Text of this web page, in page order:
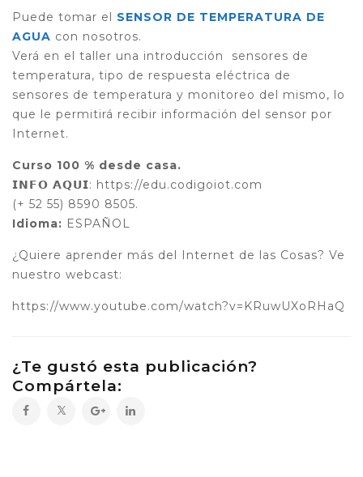
Puede tomar el SENSOR DE TEMPERATURA DE
AGUA con nosotros.
Verá en el taller una introducción sensores de
temperatura, tipo de respuesta eléctrica de
sensores de temperatura y monitoreo del mismo, lo
que le permitirá recibir información del sensor por
Internet.
Curso 100 % desde casa.
𝗜𝗡𝗙𝗢 𝗔𝗤𝗨𝗜: https://edu.codigoiot.com
(+ 52 55) 8590 8505.
Idioma: ESPAÑOL
¿Quiere aprender más del Internet de las Cosas? Ve
nuestro webcast:
https://www.youtube.com/watch?v=KRuwUXoRHaQ
¿Te gustó esta publicación?
Compártela: